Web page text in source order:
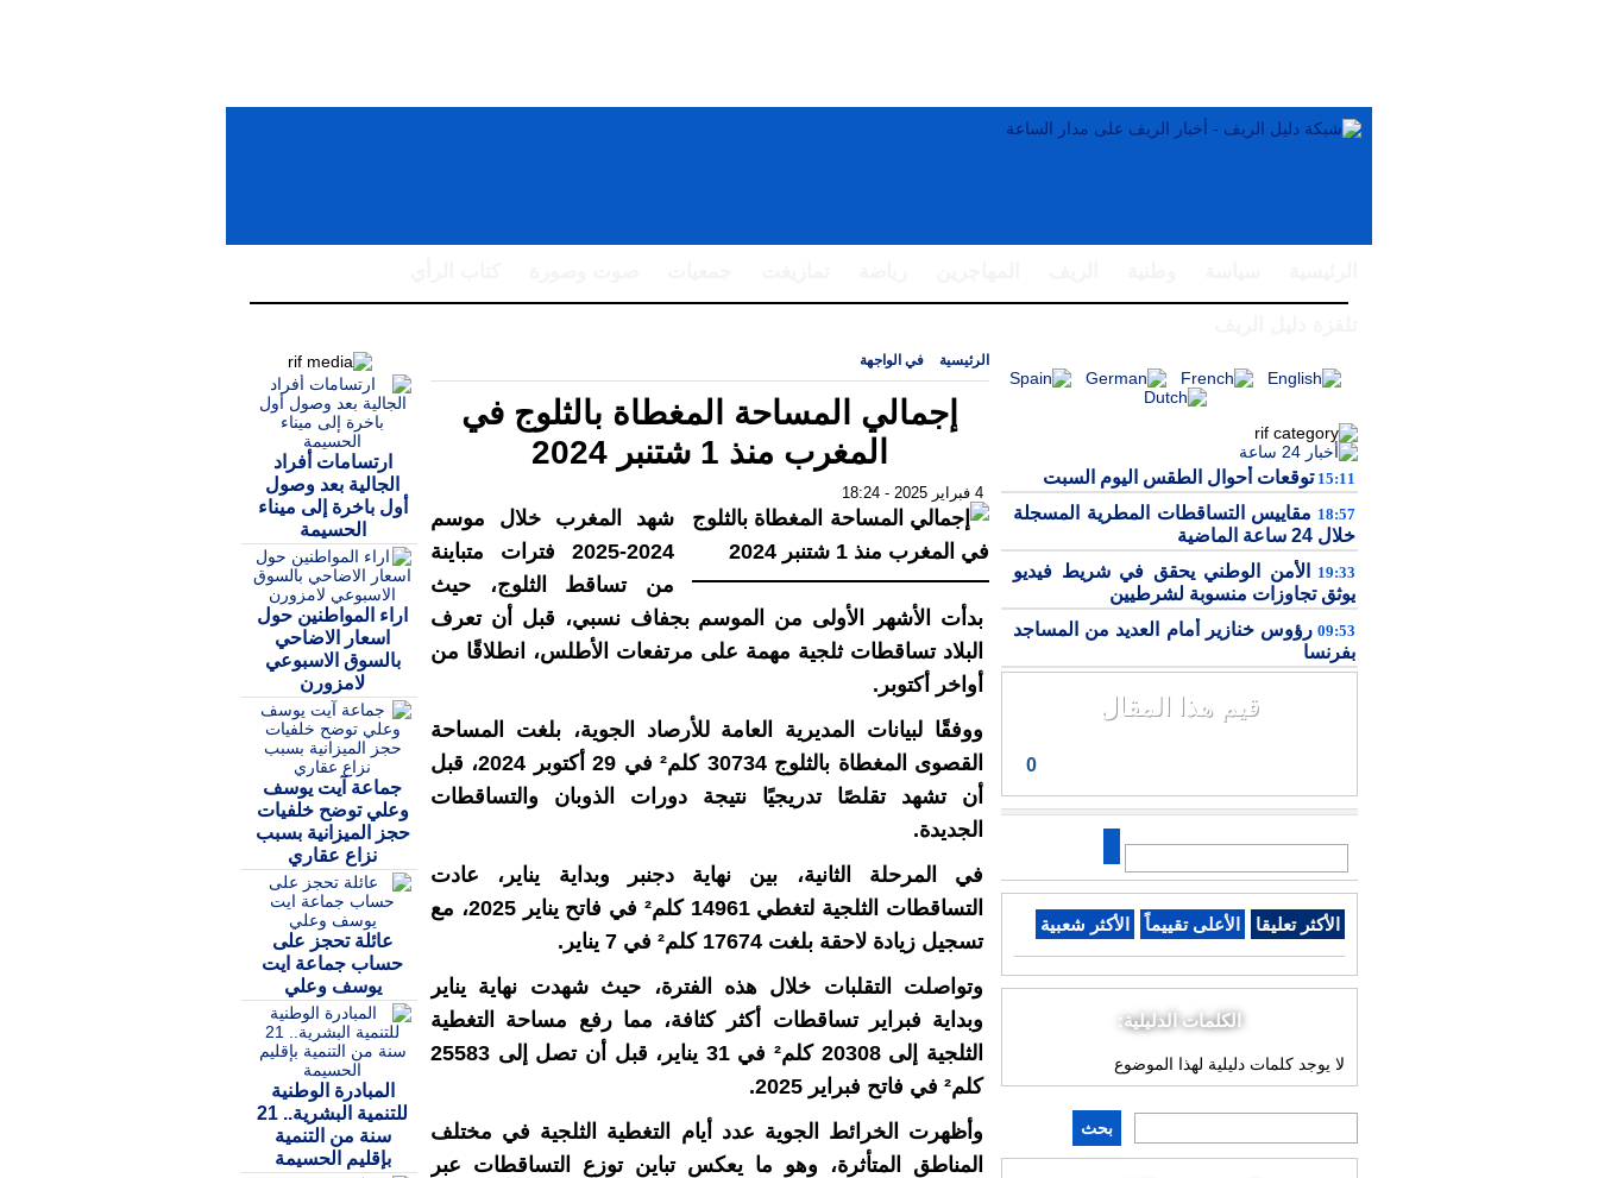
15:11 توقعات أحوال الطقس اليوم السبت
18:57 مقاييس التساقطات المطرية المسجلة
خلال 24 ساعة الماضية
19:33 الأمن الوطني يحقق في شريط فيديو
يوثق تجاوزات منسوبة لشرطيين
09:53 رؤوس خنازير أمام العديد من المساجد
بفرنسا
قيم هذا المقال
0
الأكثر تعليقا الأعلى تقييماً الأكثر شعبية
الكلمات الدليلية:
لا يوجد كلمات دليلية لهذا الموضوع
بحث
الرئيسية في الواجهة
إجمالي المساحة المغطاة بالثلوج في
المغرب منذ 1 شتنبر 2024
4 فبراير 2025 - 18:24
شهد المغرب خلال موسم
2024-2025 فترات متباينة
من تساقط الثلوج، حيث
بدأت الأشهر الأولى من الموسم بجفاف نسبي، قبل أن تعرف
البلاد تساقطات ثلجية مهمة على مرتفعات الأطلس، انطلاقًا من
أواخر أكتوبر.
ووفقًا لبيانات المديرية العامة للأرصاد الجوية، بلغت المساحة
القصوى المغطاة بالثلوج 30734 كلم² في 29 أكتوبر 2024، قبل
أن تشهد تقلصًا تدريجيًا نتيجة دورات الذوبان والتساقطات
الجديدة.
في المرحلة الثانية، بين نهاية دجنبر وبداية يناير، عادت
التساقطات الثلجية لتغطي 14961 كلم² في فاتح يناير 2025، مع
تسجيل زيادة لاحقة بلغت 17674 كلم² في 7 يناير.
وتواصلت التقلبات خلال هذه الفترة، حيث شهدت نهاية يناير
وبداية فبراير تساقطات أكثر كثافة، مما رفع مساحة التغطية
الثلجية إلى 20308 كلم² في 31 يناير، قبل أن تصل إلى 25583
كلم² في فاتح فبراير 2025.
وأظهرت الخرائط الجوية عدد أيام التغطية الثلجية في مختلف
المناطق المتأثرة، وهو ما يعكس تباين توزع التساقطات عبر
ارتسامات أفراد
الجالية بعد وصول
أول باخرة إلى ميناء
الحسيمة
اراء المواطنين حول
اسعار الاضاحي
بالسوق الاسبوعي
لامزورن
جماعة آيت يوسف
وعلي توضح خلفيات
حجز الميزانية بسبب
نزاع عقاري
عائلة تحجز على
حساب جماعة ايت
يوسف وعلي
المبادرة الوطنية
للتنمية البشرية.. 21
سنة من التنمية
بإقليم الحسيمة